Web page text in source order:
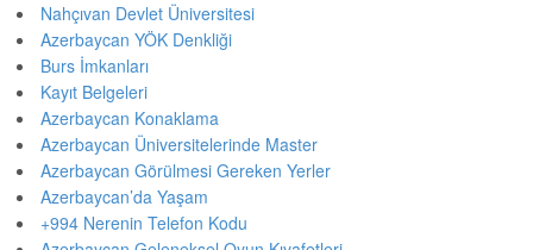
Nahçıvan Devlet Üniversitesi
Azerbaycan YÖK Denkliği
Burs İmkanları
Kayıt Belgeleri
Azerbaycan Konaklama
Azerbaycan Üniversitelerinde Master
Azerbaycan Görülmesi Gereken Yerler
Azerbaycan’da Yaşam
+994 Nerenin Telefon Kodu